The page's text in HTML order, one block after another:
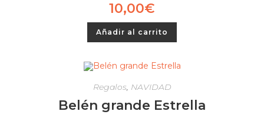
10,00€
Añadir al carrito
Regalos, NAVIDAD
Belén grande Estrella